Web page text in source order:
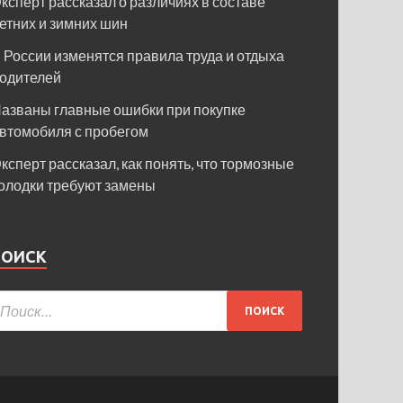
и зимних шин
России изменятся правила труда и отдыха
главные ошибки при покупке
с пробегом
рассказал, как понять, что тормозные
требуют замены